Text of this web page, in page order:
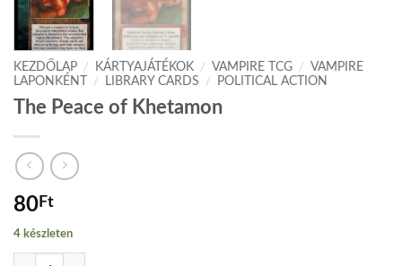
KEZDŐLAP / KÁRTYAJÁTÉKOK / VAMPIRE TCG /
VAMPIRE
LAPONKÉNT
/ LIBRARY CARDS / POLITICAL ACTION
The Peace of Khetamon
80Ft
4 készleten
The Peace of Khetamon mennyiség